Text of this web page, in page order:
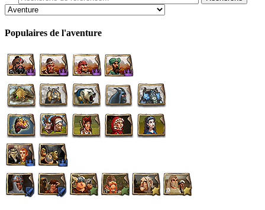
Populaires de l'aventure